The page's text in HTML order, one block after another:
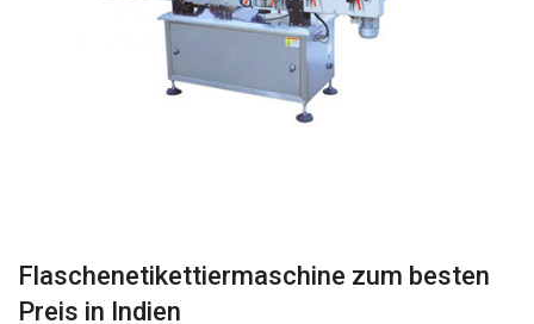
Flaschenetikettiermaschine zum besten
Preis in Indien